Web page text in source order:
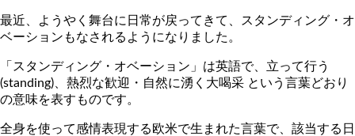
最近、ようやく舞台に日常が戻ってきて、スタンディング・オ
ベーションもなされるようになりました。
「スタンディング・オベーション」は英語で、立って行う
(standing)、熱烈な歓迎・自然に湧く大喝采 という言葉どおり
の意味を表すものです。
全身を使って感情表現する欧米で生まれた言葉で、該当する日